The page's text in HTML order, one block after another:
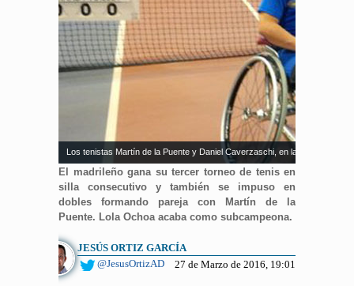
Los tenistas Martín de la Puente y Daniel Caverzaschi, en la competición
El madrileño gana su tercer torneo de tenis en
silla consecutivo y también se impuso en
dobles formando pareja con Martín de la
Puente. Lola Ochoa acaba como subcampeona.
JESÚS ORTIZ GARCÍA
@JesusOrtizAD
27 de Marzo de 2016, 19:01